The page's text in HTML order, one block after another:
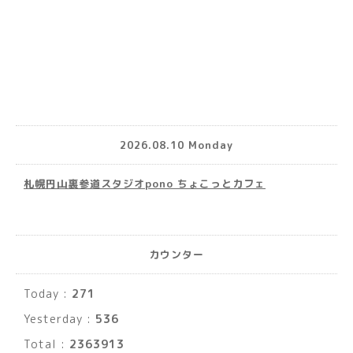
2026.08.10 Monday
札幌円山裏参道スタジオpono ちょこっとカフェ
カウンター
Today : 271
Yesterday : 536
Total : 2363913